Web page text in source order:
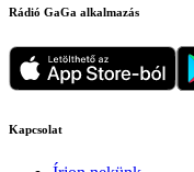
Rádió GaGa alkalmazás
Kapcsolat